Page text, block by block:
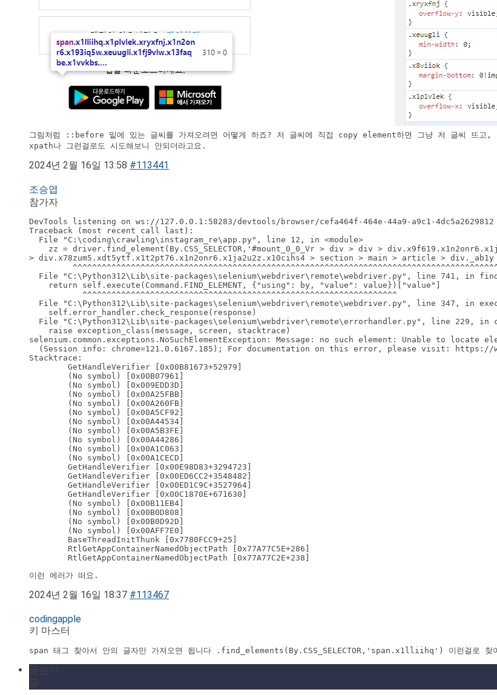
그림처럼 ::before 밑에 있는 글씨를 가져오려면 어떻게 하죠? 저 글씨에 직접 copy element하면 그냥 저 글씨 뜨고,
xpath나 그런걸로도 시도해보니 안되더라고요.
2024년 2월 16일 13:58 #113441
조승엽
참가자
DevTools listening on ws://127.0.0.1:58283/devtools/browser/cefa464f-464e-44a9-a9c1-4dc5a2629812
Traceback (most recent call last):
  File "C:\coding\crawling\instagram_re\app.py", line 12, in <module>
zz = driver.find_element(By.CSS_SELECTOR,'#mount_0_0_Vr > div > div >
> div.x78zum5.xdt5ytf.x1t2pt76.x1n2onr6.x1ja2u2z.x10cihs4 > section > main > article >
File "C:\Python312\Lib\site-packages\selenium\webdriver\remote\webdriver.py", line 741, in
    return self.execute(Command.FIND_ELEMENT, {"using": by, "value": value})["value"]
           ^^^^^^^^^^^^^^^^^^^^^^^^^^^^^^^^^^^^^^^^^^^^^^^^^^^^^^^^^^^^^^^^^
File "C:\Python312\Lib\site-packages\selenium\webdriver\remote\webdriver.py", line 347, in
    self.error_handler.check_response(response)
File "C:\Python312\Lib\site-packages\selenium\webdriver\remote\errorhandler.py", line 229,
    raise exception_class(message, screen, stacktrace)
selenium.common.exceptions.NoSuchElementException: Message: no such element: Unable to
(Session info: chrome=121.0.6167.185); For documentation on this error, please visit:
Stacktrace:
        GetHandleVerifier [0x00B81673+52979]
        (No symbol) [0x00B07961]
        (No symbol) [0x009EDD3D]
        (No symbol) [0x00A25FBB]
        (No symbol) [0x00A260FB]
        (No symbol) [0x00A5CF92]
        (No symbol) [0x00A44534]
        (No symbol) [0x00A5B3FE]
        (No symbol) [0x00A44286]
        (No symbol) [0x00A1C063]
        (No symbol) [0x00A1CECD]
        GetHandleVerifier [0x00E98D83+3294723]
        GetHandleVerifier [0x00ED6CC2+3548482]
        GetHandleVerifier [0x00ED1C9C+3527964]
        GetHandleVerifier [0x00C1870E+671630]
        (No symbol) [0x00B11EB4]
        (No symbol) [0x00B0D808]
        (No symbol) [0x00B0D92D]
        (No symbol) [0x00AFF7E0]
        BaseThreadInitThunk [0x7780FCC9+25]
        RtlGetAppContainerNamedObjectPath [0x77A77C5E+286]
        RtlGetAppContainerNamedObjectPath [0x77A77C2E+238]
이런 에러가 떠요.
2024년 2월 16일 18:37 #113467
codingapple
키 마스터
span 태그 찾아서 안의 글자만 가져오면 됩니다 .find_elements(By.CSS_SELECTOR,'span.x1lliihq') 이런걸로 찾